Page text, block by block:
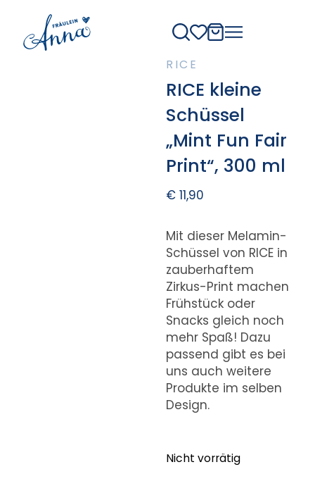
RICE
RICE kleine
Schüssel
„Mint Fun Fair
Print“, 300 ml
€11,90
Mit dieser Melamin-
Schüssel von RICE in
zauberhaftem
Zirkus-Print machen
Frühstück oder
Snacks gleich noch
mehr Spaß! Dazu
passend gibt es bei
uns auch weitere
Produkte im selben
Design.
Nicht vorrätig